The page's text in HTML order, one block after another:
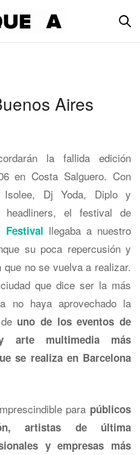
Aires
la fallida edición
en Costa Salguero. Con
Isolee, Dj Yoda, Diplo y
el festival de
Festival llegaba a nuestro
su poca repercusión y
no se vuelva a realizar.
que dice ser la más
no haya aprovechado la
uno de los eventos de
arte multimedia más
se realiza en Barcelona
para públicos
artistas de última
y empresas más